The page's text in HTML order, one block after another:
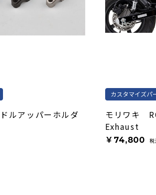
ルアッパーホルダ
カスタマイズパ
モリワキ
Exhaust
￥74,800 税